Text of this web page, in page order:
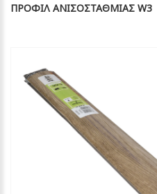
ΠΡΟΦΙΛ ΑΝΙΣΟΣΤΑΘΜΙΑΣ W3